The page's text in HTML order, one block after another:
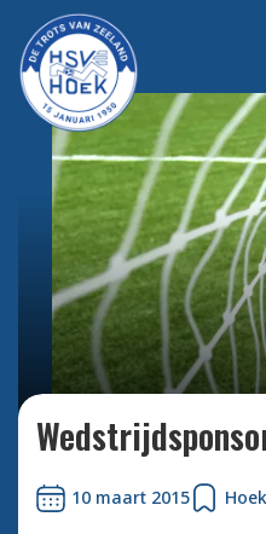
10 maart 2015